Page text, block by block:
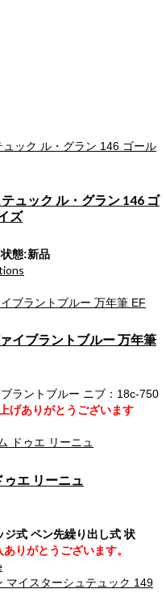
ュック ル・グラン 146 ゴ
ズ
状態:新品
イブラントブルー 万年筆
ラントブルー ニブ：18c-750
げありがとうございます
エ リーニュ
ジ式 ペン先繰り出し式状
りがとうございます。